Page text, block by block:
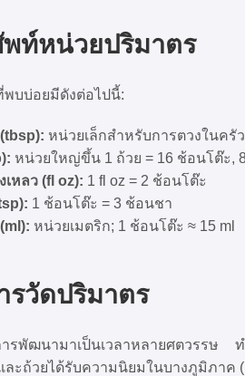
ท์หน่วยปริมาตร
บบ่อยมีดังต่อไปนี้:
หน่วยเล็กสำหรับการตวงในค
หน่วยใหญ่ขึ้น 1 ถ้วย = 16 ช้อนโต๊ะ,
หลว (fl oz): 1 fl oz = 2 ช้อนโต๊ะ
1 ช้อนโต๊ะ = 3 ช้อนชา
หน่วยเมตริก; 1 ช้อนโต๊ะ ≈ 15 ml
รวัดปริมาตร
รพัฒนามาเป็นเวลาหลายศตวรรษ
ะถ้วยได้รับความนิยมในบางภูมิภาค